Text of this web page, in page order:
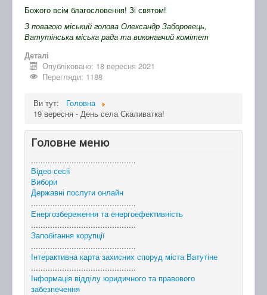
Божого всім благословення! Зі святом!
З повагою міський голова Олександр Заборовець,
Ватутінська міська рада та виконавчий комітет
Деталі
Опубліковано: 18 вересня 2021
Перегляди: 1188
Ви тут:
Головна
19 вересня - День села Скаливатка!
Головне меню
............................................
Відео сесії
Вибори
Державні послуги онлайн
............................................
Енергозбереження та енергоефективність
............................................
Запобігання корупції
............................................
Інтерактивна карта захисних споруд міста Ватутіне
............................................
Інформація відділу юридичного та правового
забезпечення